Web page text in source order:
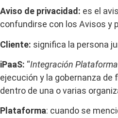
Aviso de privacidad: es el
confundirse con los Avisos y
Cliente: significa la persona
iPaaS: “Integración Plataforma
ejecución y la gobernanza
dentro de una o varias
Plataforma: cuando se